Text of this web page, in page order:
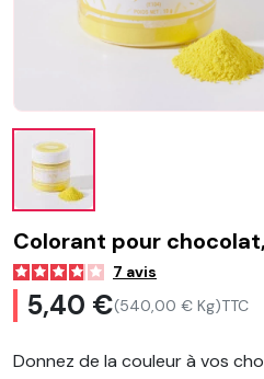
Colorant pour
7 avis
5,40 €(540,00 € Kg)TTC
Donnez de la couleur à vos